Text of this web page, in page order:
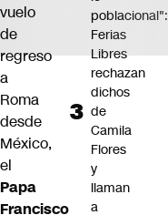
vuelo
de
regreso
a
Roma
desde
México,
el
Papa
Francisco
poblacional":
Ferias
Libres
rechazan
dichos
de
Camila
Flores
y
llaman
a